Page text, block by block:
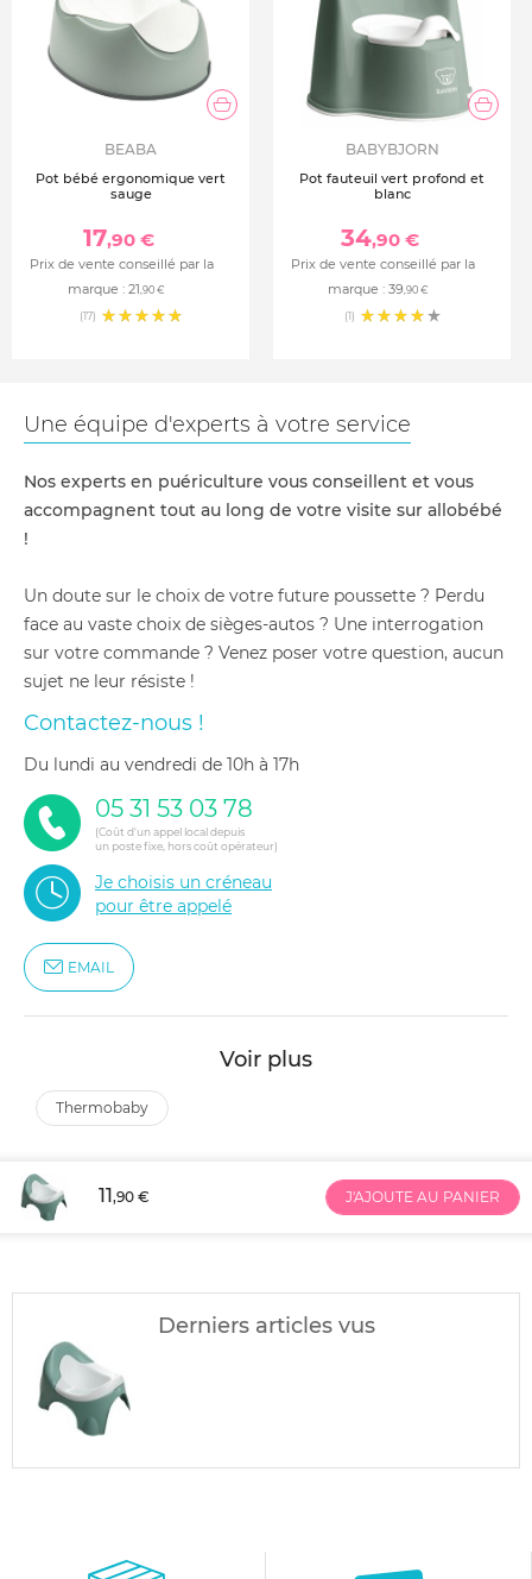
BEABA
Pot bébé ergonomique vert
sauge
17,90 €
Prix de vente conseillé par la
marque : 21,90 €
(17)
BABYBJORN
Pot fauteuil vert profond et
blanc
34,90 €
Prix de vente conseillé par la
marque : 39,90 €
(1)
Une équipe d'experts à votre service
Nos experts en puériculture vous conseillent et vous
accompagnent tout au long de votre visite sur allobébé
!
Un doute sur le choix de votre future poussette ? Perdu
face au vaste choix de sièges-autos ? Une interrogation
sur votre commande ? Venez poser votre question, aucun
sujet ne leur résiste !
Contactez-nous !
du lundi au vendredi de 10h à 17h
05 31 53 03 78
(Coût d'un appel local depuis
un poste fixe, hors coût opérateur)
Je choisis un créneau
pour être appelé
EMAIL
Voir plus
thermobaby
11,90 € J'AJOUTE AU PANIER
Derniers articles vus